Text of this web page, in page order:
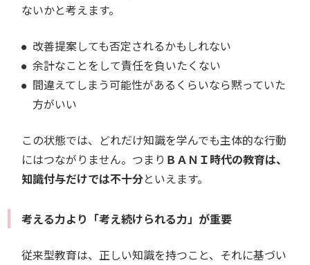
ないかと考えます。
改善提案しても否定されるかもしれない
余計なことをして責任を負いたくない
間違えてしまう可能性があるくらいなら黙っていた
方がいい
この状態では、どれだけ知識を学んでも主体的な行動
にはつながりません。つまり ＢＡＮＩ時代の教育は、
知識付与だけでは不十分といえます。
考える力より「考え続けられる力」が重要
従来型教育は、正しい知識を持つこと、それに基づい